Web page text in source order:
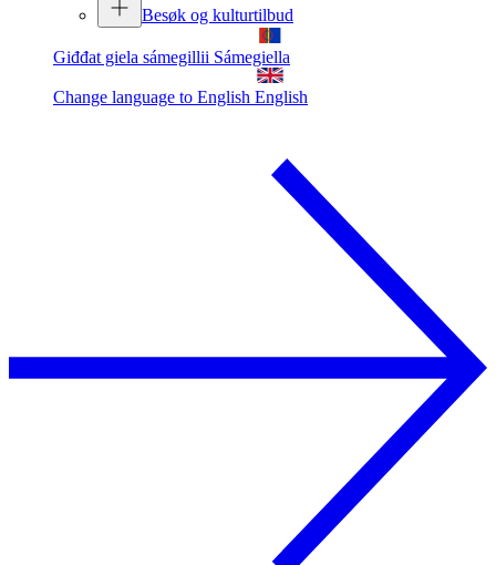
Besøk og kulturtilbud
Giđđat giela sámegillii Sámegiella
Change language to English English